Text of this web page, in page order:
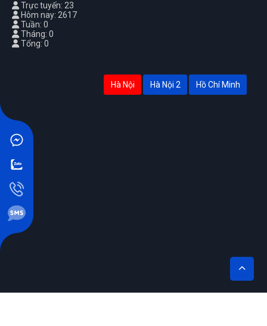
Trực tuyến: 23
Hôm nay: 2617
Tuần: 0
Tháng: 0
Tổng: 0
Hà Nội Hà Nội 2 Hồ Chí Minh